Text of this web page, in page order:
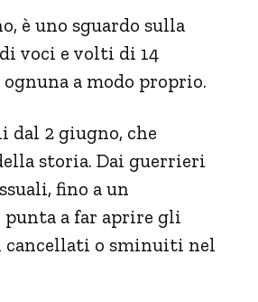
è uno sguardo sulla
voci e volti di 14
a modo proprio.
dal 2 giugno, che
storia. Dai guerrieri
fino a un
a far aprire gli
cancellati o sminuiti nel